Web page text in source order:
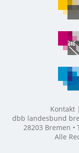
Kontakt
dbb landesbund
28203 Bremen •
Alle